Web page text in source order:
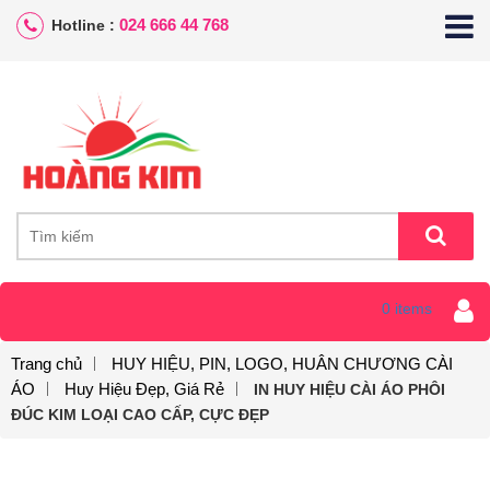
Hotline : 024 666 44 768
0 items
Trang chủ
HUY HIỆU, PIN, LOGO, HUÂN CHƯƠNG CÀI
ÁO
Huy Hiệu Đẹp, Giá Rẻ
IN HUY HIỆU CÀI ÁO PHÔI
ĐÚC KIM LOẠI CAO CẤP, CỰC ĐẸP